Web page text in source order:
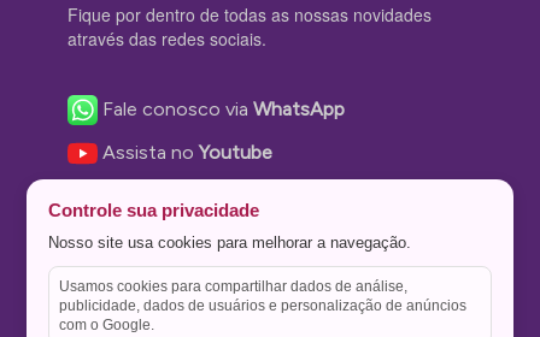
Fique por dentro de todas as nossas novidades
através das redes sociais.
Fale conosco viaWhatsApp
Assista noYoutube
Nos siga no Instagram
Nos siga noTwitter
Salve no
Controle sua privacidade
Nosso site usa cookies para melhorar a navegação.
Usamos cookies para compartilhar dados de análise,
publicidade, dados de usuários e personalização de anúncios
com o Google.